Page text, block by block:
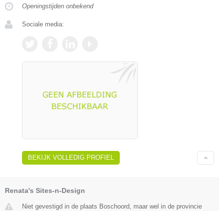
Openingstijden onbekend
Sociale media:
BEKIJK VOLLEDIG PROFIEL
Renata's Sites-n-Design
Niet gevestigd in de plaats Boschoord, maar wel in de provincie